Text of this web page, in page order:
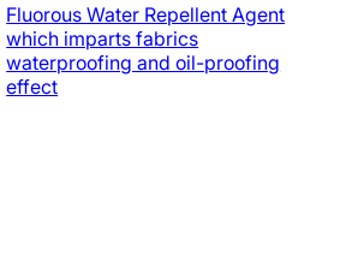
Fluorous Water Repellent Agent
which imparts fabrics
waterproofing and oil-proofing
effect